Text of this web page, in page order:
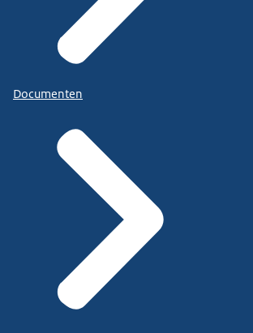
Documenten